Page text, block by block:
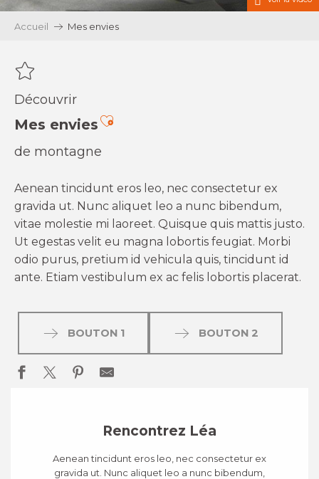
Accueil Mes envies
Découvrir
Mes enviesAjouter aux favoris
de montagne
Aenean tincidunt eros leo, nec consectetur ex
gravida ut. Nunc aliquet leo a nunc bibendum,
vitae molestie mi laoreet. Quisque quis mattis justo.
Ut egestas velit eu magna lobortis feugiat. Morbi
odio purus, pretium id vehicula quis, tincidunt id
ante. Etiam vestibulum ex ac felis lobortis placerat.
BOUTON 1 BOUTON 2
Rencontrez Léa
Aenean tincidunt eros leo, nec consectetur ex
gravida ut. Nunc aliquet leo a nunc bibendum,